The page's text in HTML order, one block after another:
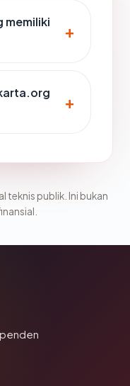
teknis publik. Ini bukan